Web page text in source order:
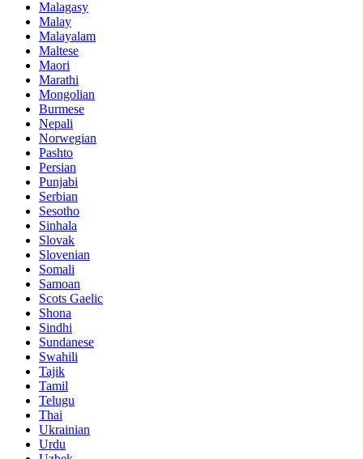
Malagasy
Malay
Malayalam
Maltese
Maori
Marathi
Mongolian
Burmese
Nepali
Norwegian
Pashto
Persian
Punjabi
Serbian
Sesotho
Sinhala
Slovak
Slovenian
Somali
Samoan
Scots Gaelic
Shona
Sindhi
Sundanese
Swahili
Tajik
Tamil
Telugu
Thai
Ukrainian
Urdu